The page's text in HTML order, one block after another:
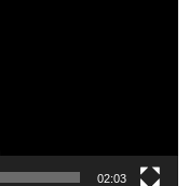
02:03